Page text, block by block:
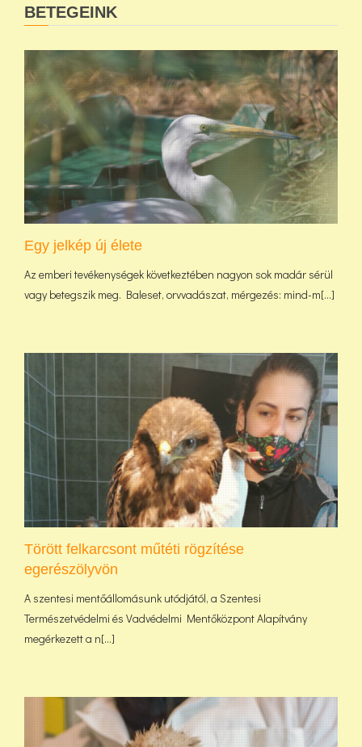
BETEGEINK
Egy jelkép új élete
Az emberi tevékenységek következtében nagyon sok madár sérül
vagy betegszik meg. Baleset, orvvadászat, mérgezés: mind-m[...]
Törött felkarcsont műtéti rögzítése
egerészölyvön
A szentesi mentőállomásunk utódjától, a Szentesi
Természetvédelmi és Vadvédelmi Mentőközpont Alapítvány
megérkezett a n[...]